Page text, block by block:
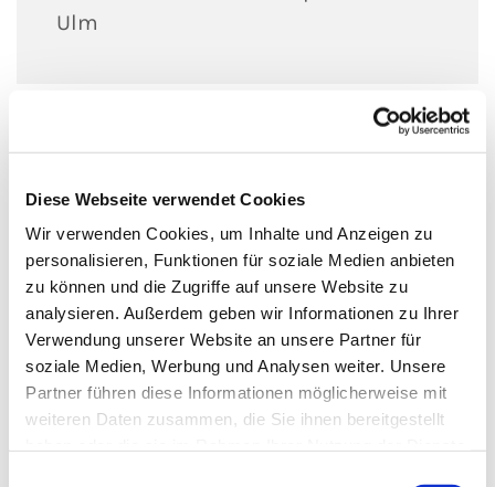
Diese Webseite verwendet Cookies
Wir verwenden Cookies, um Inhalte und Anzeigen zu
personalisieren, Funktionen für soziale Medien anbieten
zu können und die Zugriffe auf unsere Website zu
analysieren. Außerdem geben wir Informationen zu Ihrer
Verwendung unserer Website an unsere Partner für
soziale Medien, Werbung und Analysen weiter. Unsere
Partner führen diese Informationen möglicherweise mit
weiteren Daten zusammen, die Sie ihnen bereitgestellt
Ulm